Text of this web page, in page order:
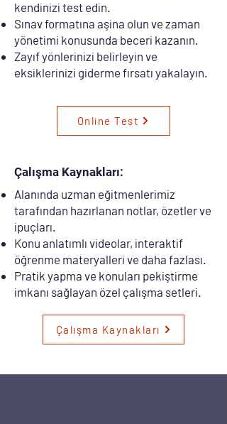
kendinizi test edin.
Sınav formatına aşina olun ve zaman
yönetimi konusunda beceri kazanın.
Zayıf yönlerinizi belirleyin ve
eksiklerinizi giderme fırsatı yakalayın.
Online Test
Çalışma Kaynakları:
Alanında uzman eğitmenlerimiz
tarafından hazırlanan notlar, özetler ve
ipuçları.
Konu anlatımlı videolar, interaktif
öğrenme materyalleri ve daha fazlası.
Pratik yapma ve konuları pekiştirme
imkanı sağlayan özel çalışma setleri.
Çalışma Kaynakları